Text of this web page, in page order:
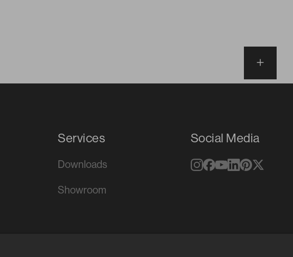
Services
Downloads
Showroom
Social Media